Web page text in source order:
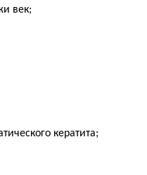
век;
кератита;